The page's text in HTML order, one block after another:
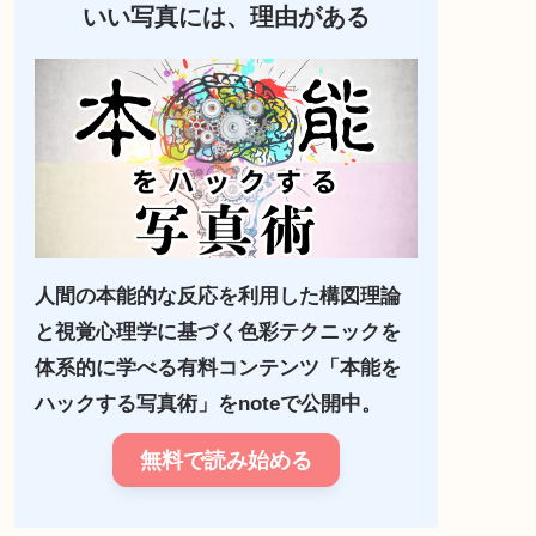
いい写真には、理由がある
人間の本能的な反応を利用した構図理論
と視覚心理学に基づく色彩テクニックを
体系的に学べる有料コンテンツ「本能を
ハックする写真術」をnoteで公開中。
無料で読み始める